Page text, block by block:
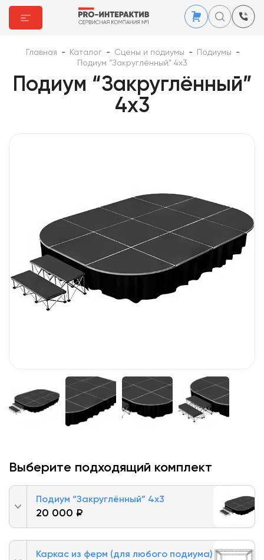
Главная - Каталог - Сцены и подиумы - Подиумы
-
Подиум “Закруглённый” 4х3
Подиум “Закруглённый”
4х3
Выберите подходящий комплект
Подиум “Закруглённый” 4х3
20 000 ₽
Каркас из ферм (для любого подиума)